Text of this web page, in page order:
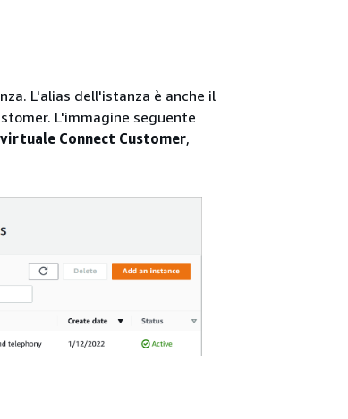
L'alias dell'istanza è anche il
L'immagine seguente
Connect Customer,